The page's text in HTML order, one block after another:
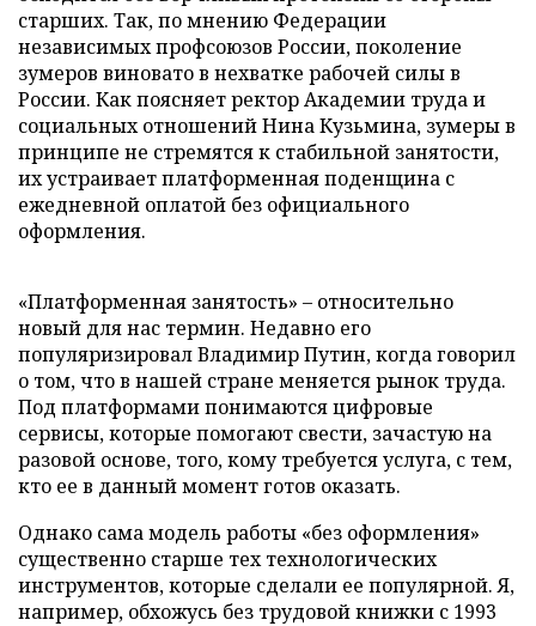
старших. Так, по мнению Федерации
независимых профсоюзов России, поколение
зумеров виновато в нехватке рабочей силы в
России. Как поясняет ректор Академии труда и
социальных отношений Нина Кузьмина, зумеры в
принципе не стремятся к стабильной занятости,
их устраивает платформенная поденщина с
ежедневной оплатой без официального
оформления.
«Платформенная занятость» – относительно
новый для нас термин. Недавно его
популяризировал Владимир Путин, когда говорил
о том, что в нашей стране меняется рынок труда.
Под платформами понимаются цифровые
сервисы, которые помогают свести, зачастую на
разовой основе, того, кому требуется услуга, с тем,
кто ее в данный момент готов оказать.
Однако сама модель работы «без оформления»
существенно старше тех технологических
инструментов, которые сделали ее популярной. Я,
например, обхожусь без трудовой книжки с 1993